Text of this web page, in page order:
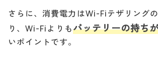
さらに、消費電力はWi-Fiテザリング
り、Wi-Fiよりもバッテリーの持ち
いポイントです。